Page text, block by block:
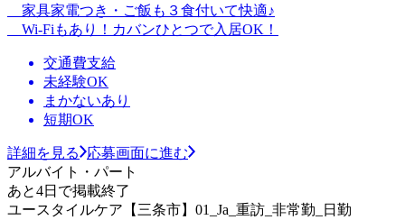
家具家電つき・ご飯も３食付いて快適♪
Wi-Fiもあり！カバンひとつで入居OK！
交通費支給
未経験OK
まかないあり
短期OK
詳細を見る
応募画面に進む
アルバイト・パート
あと4日で掲載終了
ユースタイルケア【三条市】01_Ja_重訪_非常勤_日勤